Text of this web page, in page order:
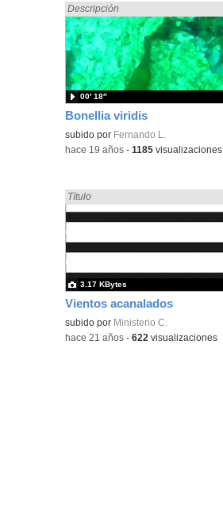
Bonellia viridis
Encontrado «acanalado» en:
Descripción
Contenido educativo.
subido por Fernando L.
00′ 18″
-hace 19 años -1185 visualizaciones
Vientos acanalados
Encontrado «acanalado» en:
Título
subido por Ministerio C.
3.17 KBytes
-hace 21 años -622 visualizaciones